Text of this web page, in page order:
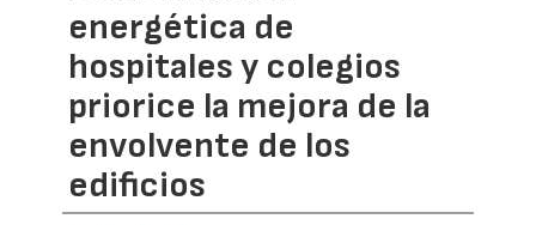
energética de
hospitales y colegios
priorice la mejora de la
envolvente de los
edificios